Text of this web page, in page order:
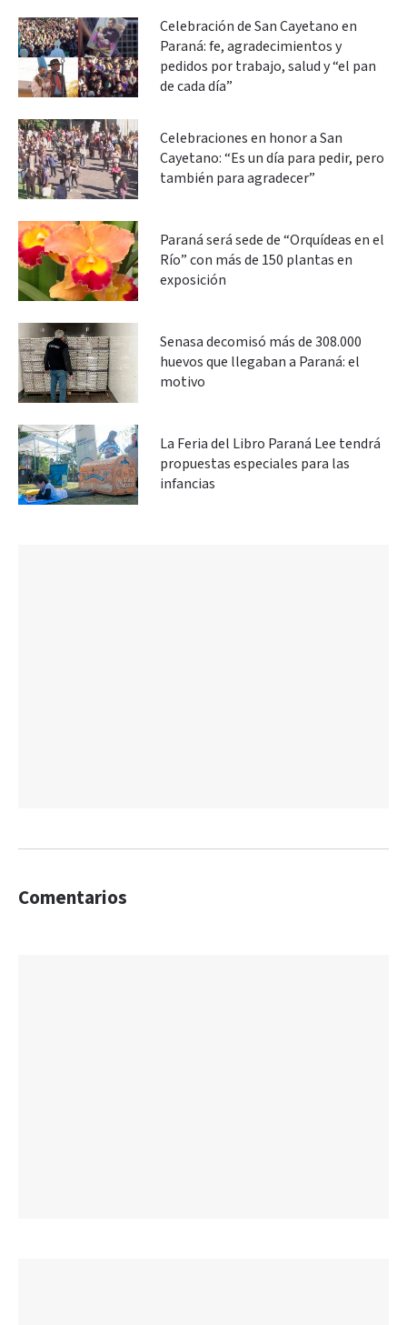
Celebración de San Cayetano en
Paraná: fe, agradecimientos y
pedidos por trabajo, salud y “el pan
de cada día”
Celebraciones en honor a San
Cayetano: “Es un día para pedir, pero
también para agradecer”
Paraná será sede de “Orquídeas en el
Río” con más de 150 plantas en
exposición
Senasa decomisó más de 308.000
huevos que llegaban a Paraná: el
motivo
La Feria del Libro Paraná Lee tendrá
propuestas especiales para las
infancias
Comentarios